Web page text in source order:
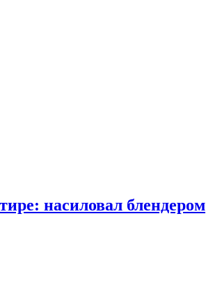
насиловал блендером